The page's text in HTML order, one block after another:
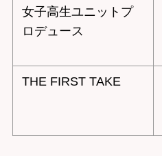
女子高生ユニットプ
ロデュース
THE FIRST TAKE